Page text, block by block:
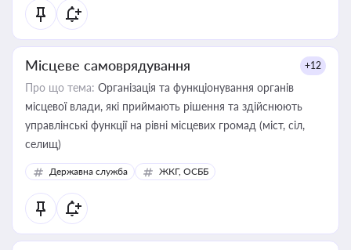
Місцеве самоврядування +12
Про що тема: Організація та функціонування органів
місцевої влади, які приймають рішення та здійснюють
управлінські функції на рівні місцевих громад (міст, сіл,
селищ)
Державна служба ЖКГ, ОСББ